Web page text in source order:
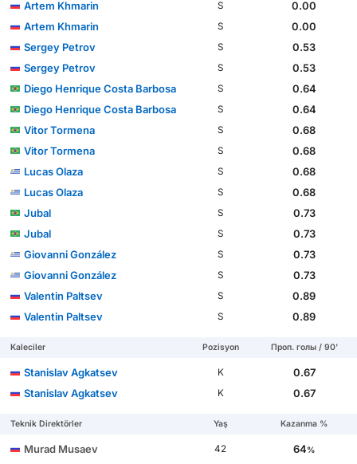
Artem Khmarin S
0.00
Artem Khmarin
S
0.00
Sergey Petrov
S
0.53
Sergey Petrov
S
0.53
Diego Henrique Costa Barbosa
S
0.64
Diego Henrique Costa Barbosa
S
0.64
Vitor Tormena
S
0.68
Vitor Tormena
S
0.68
Lucas Olaza
S
0.68
Lucas Olaza
S
0.68
Jubal
S
0.73
Jubal
S
0.73
Giovanni González
S
0.73
Giovanni González
S
0.73
Valentin Paltsev
S
0.89
Valentin Paltsev
S 0.89
Kaleciler Pozisyon Проп. голы / 90'
Stanislav Agkatsev K
0.67
Stanislav Agkatsev
K 0.67
Teknik Direktörler Yaş Kazanma %
Murad Musaev 42 64%